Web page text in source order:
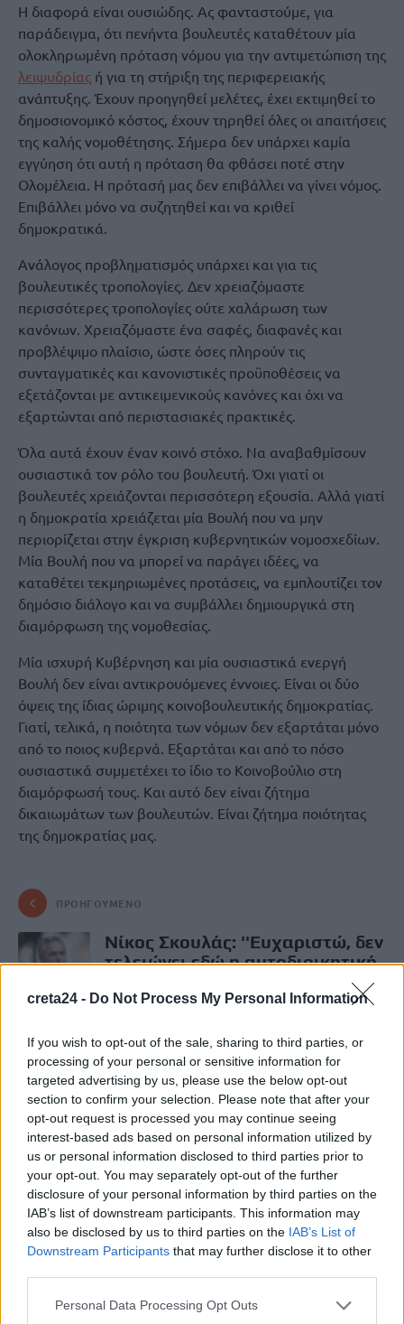
creta24 - Do Not Process My Personal Information
If you wish to opt-out of the sale, sharing to third parties, or
processing of your personal or sensitive information for
targeted advertising by us, please use the below opt-out
section to confirm your selection. Please note that after your
opt-out request is processed you may continue seeing
interest-based ads based on personal information utilized by
us or personal information disclosed to third parties prior to
your opt-out. You may separately opt-out of the further
disclosure of your personal information by third parties on the
IAB’s list of downstream participants. This information may
also be disclosed by us to third parties on the IAB’s List of
Downstream Participants that may further disclose it to other
Personal Data Processing Opt Outs
Η διαφορά είναι ουσιώδης. Ας φανταστούμε, για
παράδειγμα, ότι πενήντα βουλευτές καταθέτουν μία
ολοκληρωμένη πρόταση νόμου για την αντιμετώπιση της
λειψυδρίας ή για τη στήριξη της περιφερειακής
ανάπτυξης. Έχουν προηγηθεί μελέτες, έχει εκτιμηθεί το
δημοσιονομικό κόστος, έχουν τηρηθεί όλες οι απαιτήσεις
της καλής νομοθέτησης. Σήμερα δεν υπάρχει καμία
εγγύηση ότι αυτή η πρόταση θα φθάσει ποτέ στην
Ολομέλεια. Η πρότασή μας δεν επιβάλλει να γίνει νόμος.
Επιβάλλει μόνο να συζητηθεί και να κριθεί
δημοκρατικά.
Ανάλογος προβληματισμός υπάρχει και για τις
βουλευτικές τροπολογίες. Δεν χρειαζόμαστε
περισσότερες τροπολογίες ούτε χαλάρωση των
κανόνων. Χρειαζόμαστε ένα σαφές, διαφανές και
προβλέψιμο πλαίσιο, ώστε όσες πληρούν τις
συνταγματικές και κανονιστικές προϋποθέσεις να
εξετάζονται με αντικειμενικούς κανόνες και όχι να
εξαρτώνται από περιστασιακές πρακτικές.
Όλα αυτά έχουν έναν κοινό στόχο. Να αναβαθμίσουν
ουσιαστικά τον ρόλο του βουλευτή. Όχι γιατί οι
βουλευτές χρειάζονται περισσότερη εξουσία. Αλλά γιατί
η δημοκρατία χρειάζεται μία Βουλή που να μην
περιορίζεται στην έγκριση κυβερνητικών νομοσχεδίων.
Μία Βουλή που να μπορεί να παράγει ιδέες, να
καταθέτει τεκμηριωμένες προτάσεις, να εμπλουτίζει τον
δημόσιο διάλογο και να συμβάλλει δημιουργικά στη
διαμόρφωση της νομοθεσίας.
Μία ισχυρή Κυβέρνηση και μία ουσιαστικά ενεργή
Βουλή δεν είναι αντικρουόμενες έννοιες. Είναι οι δύο
όψεις της ίδιας ώριμης κοινοβουλευτικής δημοκρατίας.
Γιατί, τελικά, η ποιότητα των νόμων δεν εξαρτάται μόνο
από το ποιος κυβερνά. Εξαρτάται και από το πόσο
ουσιαστικά συμμετέχει το ίδιο το Κοινοβούλιο στη
διαμόρφωσή τους. Και αυτό δεν είναι ζήτημα
δικαιωμάτων των βουλευτών. Είναι ζήτημα ποιότητας
της δημοκρατίας μας.
ΠΡΟΗΓΟΎΜΕΝΟ
Νίκος Σκουλάς: ''Eυχαριστώ, δεν
τελειώνει εδώ η αυτοδιοικητική
7 Ιουλίου, 2026
ΕΠΌΜΕΝΟ
Ηράκλειο: Στη φυλακή οι δύο
κατηγορούμενοι για την
υπόθεση της «ροζ κοκαΐνης»
7 Ιουλίου, 2026
Μην χάνεις είδηση. Βάλε τοCRETA24στην
Google